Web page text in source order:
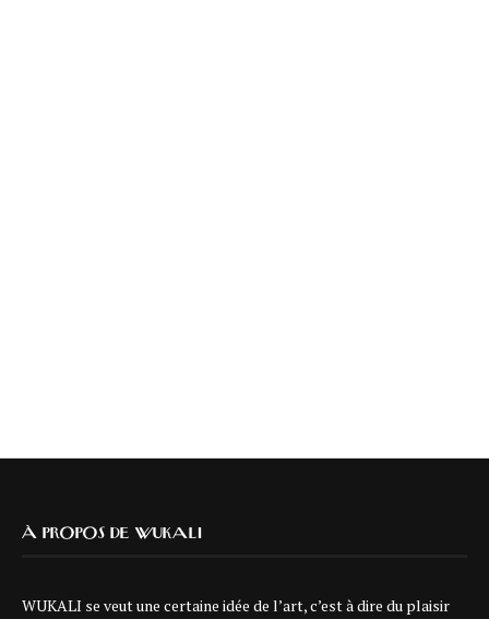
À PROPOS DE WUKALI
WUKALI se veut une certaine idée de l’art, c’est à dire du plaisir